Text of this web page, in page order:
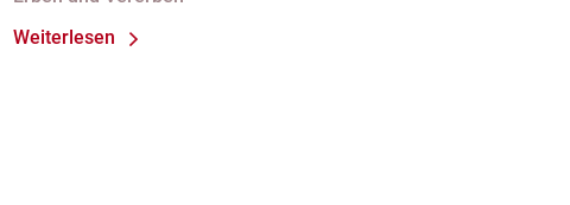
Pflichtteils)
Weiterlesen